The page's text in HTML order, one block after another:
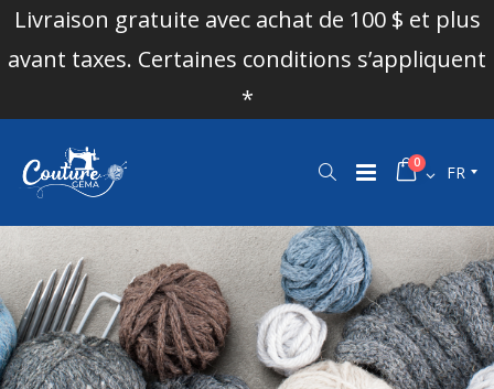
Livraison gratuite avec achat de 100 $ et plus
avant taxes. Certaines conditions s’appliquent
*
0 FR